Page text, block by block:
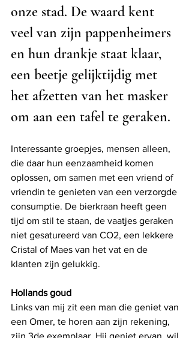
onze stad. De waard kent
veel van zijn pappenheimers
en hun drankje staat klaar,
een beetje gelijktijdig met
het afzetten van het masker
om aan een tafel te geraken.
Interessante groepjes, mensen alleen,
die daar hun eenzaamheid komen
oplossen, om samen met een vriend of
vriendin te genieten van een verzorgde
consumptie. De bierkraan heeft geen
tijd om stil te staan, de vaatjes geraken
niet gesatureerd van CO2, een lekkere
Cristal of Maes van het vat en de
klanten zijn gelukkig.
Hollands goud
Links van mij zit een man die geniet van
een Omer, te horen aan zijn rekening,
zijn 3de exemplaar. Hij geniet ervan, wil